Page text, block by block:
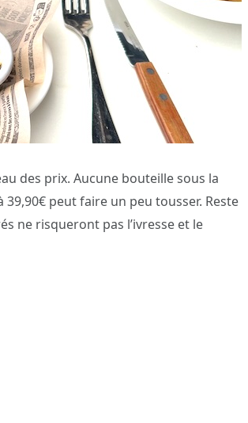
des prix. Aucune bouteille sous la
peut faire un peu tousser. Reste
ne risqueront pas l’ivresse et le